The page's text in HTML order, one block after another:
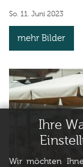
Ihre
Wir möchten
So. 11. Juni 2023
mehr Bilder